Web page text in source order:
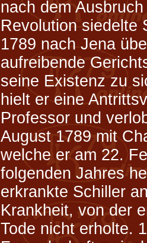
nach dem
Revolution siedelte
1789 nach Jena
aufreibende
seine Existenz zu
hielt er eine
Professor und
August 1789 mit
welche er am 22.
folgenden Jahres
erkrankte Schiller
Krankheit, von der
Tode nicht erholte.